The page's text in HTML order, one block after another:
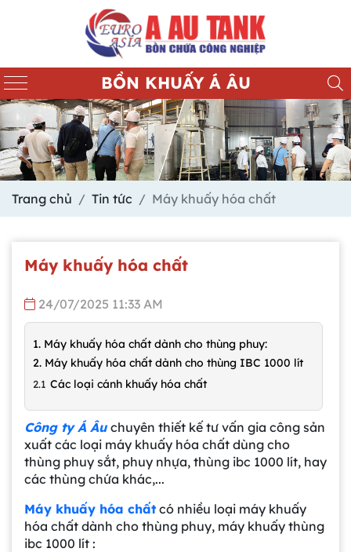
BỒN KHUẤY Á ÂU
Trang chủ Tin tức Máy khuấy hóa chất
Máy khuấy hóa chất
24/07/2025 11:33 AM
1. Máy khuấy hóa chất dành cho thùng phuy:
2. Máy khuấy hóa chất dành cho thùng IBC 1000 lít
Các loại cánh khuấy hóa chất
Công ty Á Âu chuyên thiết kế tư vấn gia công sản
xuất các loại máy khuấy hóa chất dùng cho
thùng phuy sắt, phuy nhựa, thùng ibc 1000 lít, hay
các thùng chứa khác,...
Máy khuấy hóa chất có nhiều loại máy khuấy
hóa chất dành cho thùng phuy, máy khuấy thùng
ibc 1000 lít :